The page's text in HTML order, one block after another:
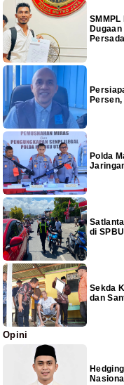
Dugaan
Persada
Persen,
Polda
di
Sekda
dan
Opini